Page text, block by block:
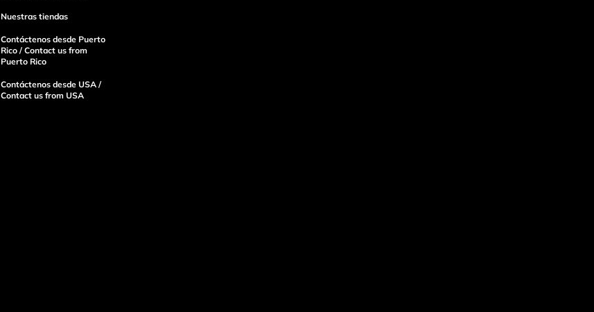
Nuestras tiendas
Contáctenos desde Puerto
Rico / Contact us from
Puerto Rico
Contáctenos desde USA /
Contact us from USA